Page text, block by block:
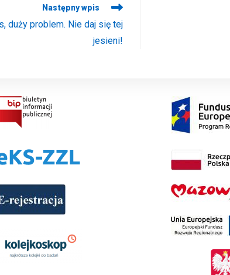
Następny wpis
duży problem. Nie daj się tej
jesieni!